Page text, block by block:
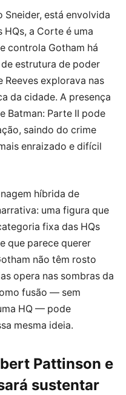
Sneider, está envolvida
a Corte é uma
controla Gotham há
estrutura de poder
explorava nas
da cidade. A presença
Batman: Parte II pode
saindo do crime
enraizado e difícil
híbrida de
uma figura que
fixa das HQs
que parece querer
não têm rosto
opera nas sombras da
fusão — sem
HQ — pode
mesma ideia.
Pattinson e
sustentar